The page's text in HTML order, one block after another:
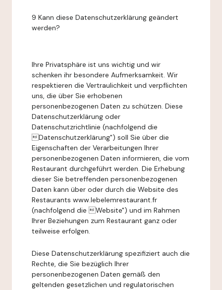
9 Kann diese Datenschutzerklärung geändert
werden?
Ihre Privatsphäre ist uns wichtig und wir
schenken ihr besondere Aufmerksamkeit. Wir
respektieren die Vertraulichkeit und verpflichten
uns, die über Sie erhobenen
personenbezogenen Daten zu schützen. Diese
Datenschutzerklärung oder
Datenschutzrichtlinie (nachfolgend die
Datenschutzerklärung") soll Sie über die
Eigenschaften der Verarbeitungen Ihrer
personenbezogenen Daten informieren, die vom
Restaurant durchgeführt werden. Die Erhebung
dieser Sie betreffenden personenbezogenen
Daten kann über oder durch die Website des
Restaurants www.lebelemrestaurant.fr
(nachfolgend die Website") und im Rahmen
Ihrer Beziehungen zum Restaurant ganz oder
teilweise erfolgen.
Diese Datenschutzerklärung spezifiziert auch die
Rechte, die Sie bezüglich Ihrer
personenbezogenen Daten gemäß den
geltenden gesetzlichen und regulatorischen